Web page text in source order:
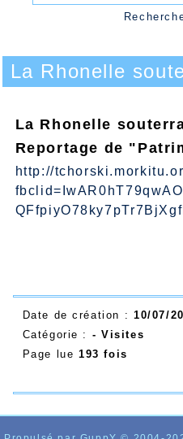
La Rhonelle
La Rhonelle
Reportage de
http://
Date de création : 10/07/
Catégorie : - Visites
Page lue 193 fois